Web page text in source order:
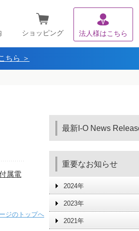
ショッピング 法人様はこちら
ちら ＞
属電
ジのトップへ
最新I-O News
重要なお知らせ
2024年
2023年
2021年